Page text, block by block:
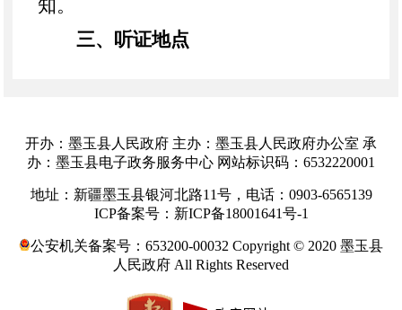
知。
三、听证地点
四、报名事项
（一）报名条件：报名听证代表
需满足报名推荐条件（附件1）；
（二）报名时间：2026年4月16日
年5月 11日（工作日）
开办：墨玉县人民政府 主办：墨玉县人民政府办公室 承
办：墨玉县电子政务服务中心 网站标识码：6532220001
地址：新疆墨玉县银河北路11号，电话：0903-6565139
ICP备案号：新ICP备18001641号-1
公安机关备案号：653200-00032 Copyright © 2020 墨玉县
人民政府 All Rights Reserved